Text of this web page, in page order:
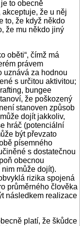
to obecně
že u něj
to, že když někdo
že mu někdo jiný
oběti“, čímž má
právem
uznává za hodnou
s určitou aktivitou;
bungee
že poškozený
stanoven způsob
dojít jakkoliv,
hráč (potenciální
být převzato
písemného
s dostatečnou
obecnou
může dojít).
rizika spojená
průměrného člověka
následkem realizace
platí, že škůdce